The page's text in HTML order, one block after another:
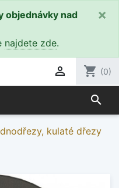
objednávky nad
najdete zde.
×
 shopping_cart (0)
search
kulaté dřezy